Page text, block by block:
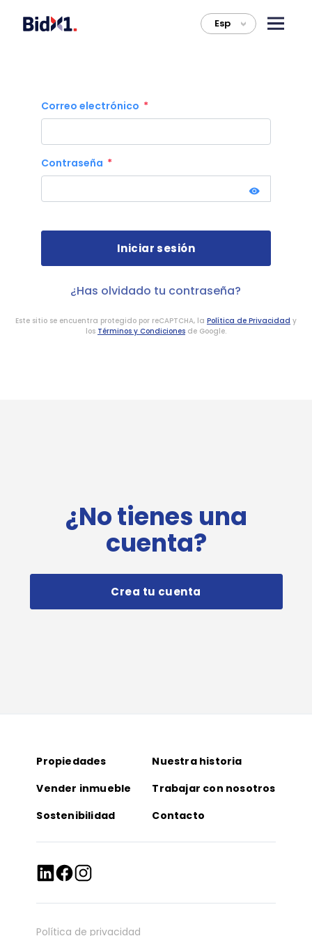
Esp >
¿No tienes una
cuenta?
Crea tu cuenta
Correo electrónico
Contraseña
¿Has olvidado tu contraseña?
Este sitio se encuentra protegido por reCAPTCHA, la Política de Privacidad y
los Términos y Condiciones de Google.
Propiedades
Nuestra historia
Vender inmueble
Trabajar con nosotros
Sostenibilidad
Contacto
Política de privacidad